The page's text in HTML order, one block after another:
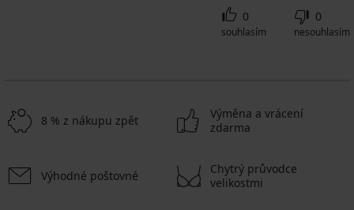
0
souhlasím
0
nesouhlasím
8 % z nákupu zpět
Výměna a vrácení
zdarma
Výhodné poštovné
Chytrý průvodce
velikostmi